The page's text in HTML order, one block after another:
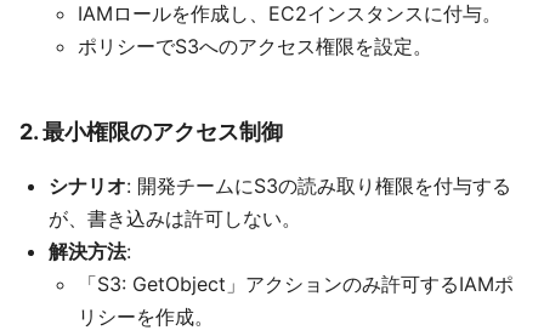
IAMロールを作成し、EC2インスタンスに付与。
ポリシーでS3へのアクセス権限を設定。
2. 最小権限のアクセス制御
シナリオ: 開発チームにS3の読み取り権限を付与する
が、書き込みは許可しない。
解決方法:
「S3: GetObject」アクションのみ許可するIAMポ
リシーを作成。